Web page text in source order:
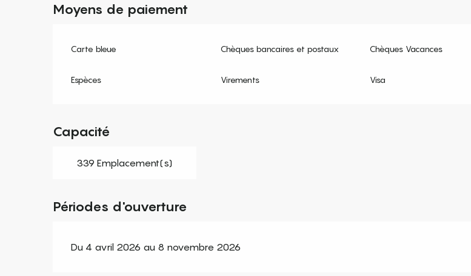
Moyens de paiement
Carte bleue Chèques bancaires et postaux Chèques Vacances
Espèces Virements Visa
Capacité
339 Emplacement(s)
Périodes d'ouverture
Du 4 avril 2026 au 8 novembre 2026